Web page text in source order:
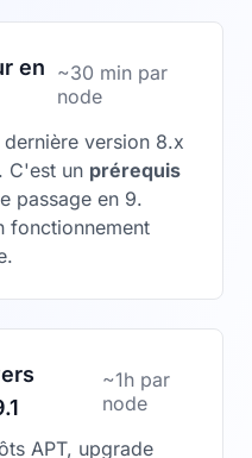
en
~30 min par
node
version 8.x
C'est un prérequis
passage en 9.
fonctionnement
~1h par
node
APT, upgrade